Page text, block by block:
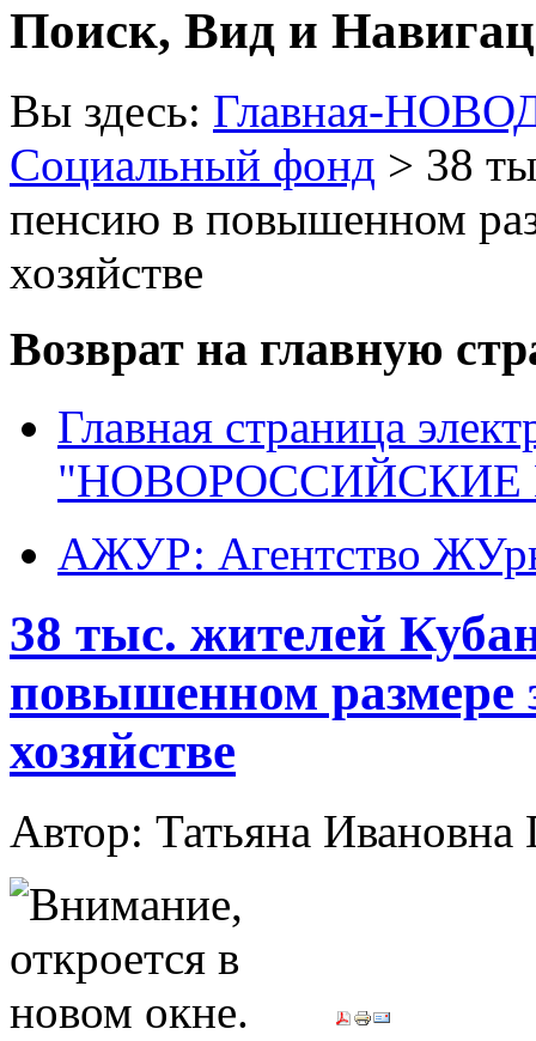
Поиск, Вид и
Вы здесь: Главная-
Социальный фонд > 38
пенсию в повышенном
хозяйстве
Возврат на главную
Главная страница
"НОВОРОССИЙСКИЕ
АЖУР: Агентство
38 тыс. жителей
повышенном размере
хозяйстве
Автор: Татьяна